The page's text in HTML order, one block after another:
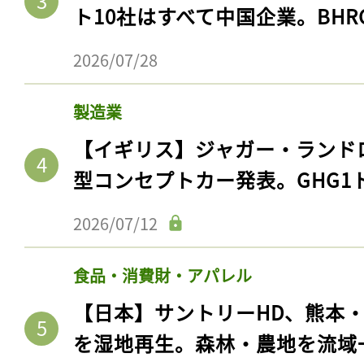
ト10社はすべて中国企業。
2026/07/28
製造業
【イギリス】ジャガー・ラン
型コンセプトカー発表。GHG1
2026/07/12
食品・消費財・アパレル
【日本】サントリーHD、熊本
を湿地再生。森林・農地を流